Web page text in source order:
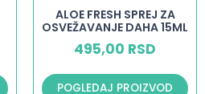
ALOE FRESH SPREJ ZA
OSVEŽAVANJE DAHA 15ML
495,00 RSD
POGLEDAJ PROIZVOD